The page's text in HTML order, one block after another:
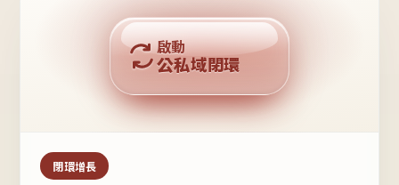
公域流量
私域鐵粉
回購複利
啟動
公私域閉環
閉環增長